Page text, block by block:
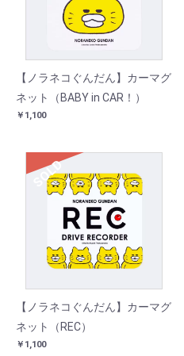
【ノラネコぐんだん】カーマグ
ネット（BABY in CAR！）
￥1,100
SOLD
【ノラネコぐんだん】カーマグ
ネット（REC）
￥1,100